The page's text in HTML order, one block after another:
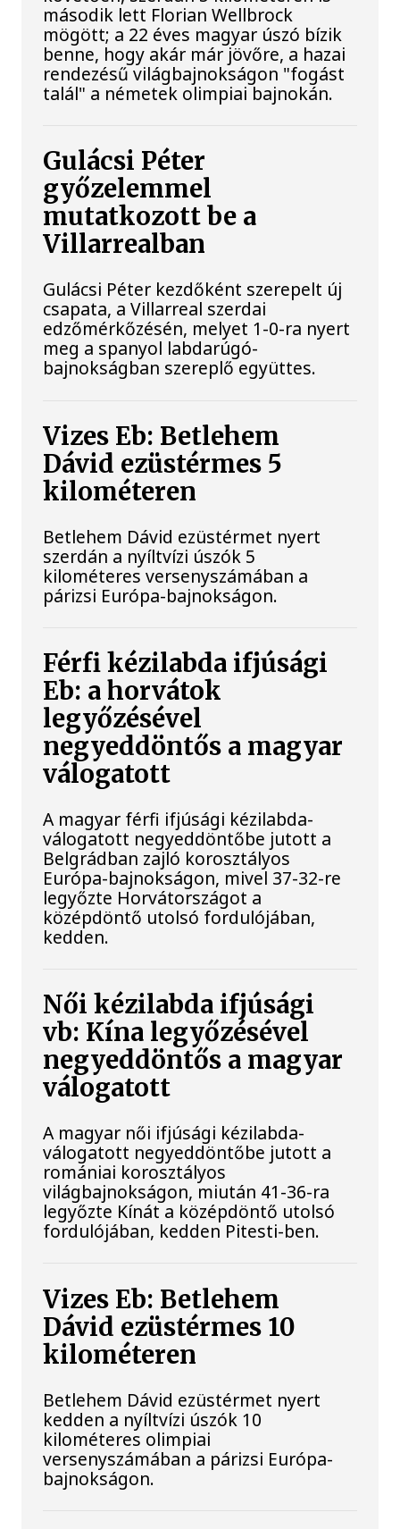
második lett Florian Wellbrock
mögött; a 22 éves magyar úszó bízik
benne, hogy akár már jövőre, a hazai
rendezésű világbajnokságon "fogást
talál" a németek olimpiai bajnokán.
Gulácsi Péter
győzelemmel
mutatkozott be a
Villarrealban
Gulácsi Péter kezdőként szerepelt új
csapata, a Villarreal szerdai
edzőmérkőzésén, melyet 1-0-ra nyert
meg a spanyol labdarúgó-
bajnokságban szereplő együttes.
Vizes Eb: Betlehem
Dávid ezüstérmes 5
kilométeren
Betlehem Dávid ezüstérmet nyert
szerdán a nyíltvízi úszók 5
kilométeres versenyszámában a
párizsi Európa-bajnokságon.
Férfi kézilabda ifjúsági
Eb: a horvátok
legyőzésével
negyeddöntős a magyar
válogatott
A magyar férfi ifjúsági kézilabda-
válogatott negyeddöntőbe jutott a
Belgrádban zajló korosztályos
Európa-bajnokságon, mivel 37-32-re
legyőzte Horvátországot a
középdöntő utolsó fordulójában,
kedden.
Női kézilabda ifjúsági
vb: Kína legyőzésével
negyeddöntős a magyar
válogatott
A magyar női ifjúsági kézilabda-
válogatott negyeddöntőbe jutott a
romániai korosztályos
világbajnokságon, miután 41-36-ra
legyőzte Kínát a középdöntő utolsó
fordulójában, kedden Pitesti-ben.
Vizes Eb: Betlehem
Dávid ezüstérmes 10
kilométeren
Betlehem Dávid ezüstérmet nyert
kedden a nyíltvízi úszók 10
kilométeres olimpiai
versenyszámában a párizsi Európa-
bajnokságon.